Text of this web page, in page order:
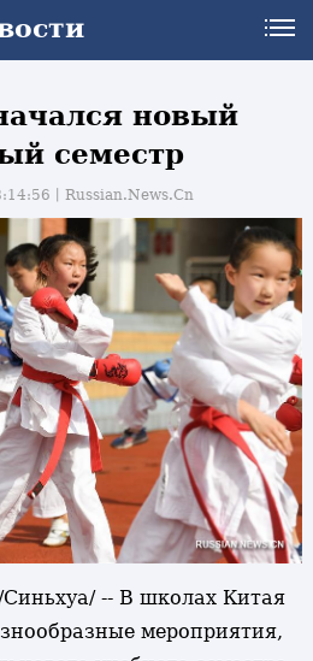
новый
семестр
丨Russian.News.Cn
-- В школах Китая
мероприятия,